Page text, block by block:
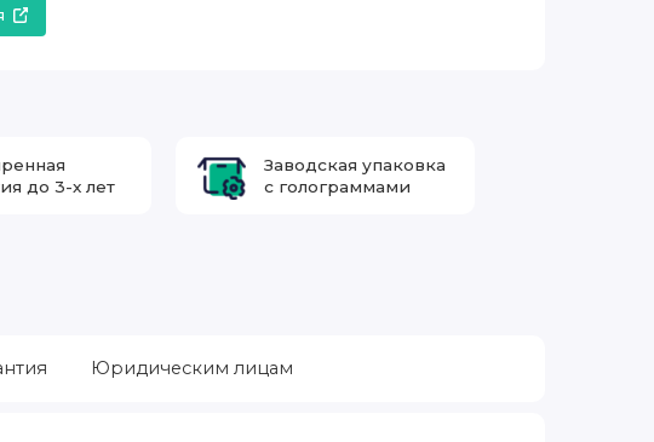
до 3-х лет
Заводская упаковка
с голограммами
Юридическим лицам